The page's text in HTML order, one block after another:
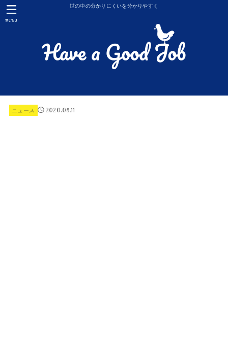
世の中の分かりにくいを分かりやすく
MENU
ニュース 2020.05.11